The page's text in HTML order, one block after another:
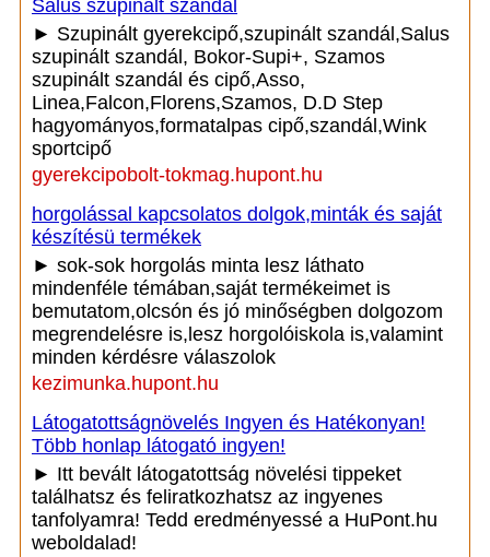
Salus szupinált szandál
► Szupinált gyerekcipő,szupinált szandál,Salus
szupinált szandál, Bokor-Supi+, Szamos
szupinált szandál és cipő,Asso,
Linea,Falcon,Florens,Szamos, D.D Step
hagyományos,formatalpas cipő,szandál,Wink
sportcipő
gyerekcipobolt-tokmag.hupont.hu
horgolással kapcsolatos dolgok,minták és saját
készítésü termékek
► sok-sok horgolás minta lesz láthato
mindenféle témában,saját termékeimet is
bemutatom,olcsón és jó minőségben dolgozom
megrendelésre is,lesz horgolóiskola is,valamint
minden kérdésre válaszolok
kezimunka.hupont.hu
Látogatottságnövelés Ingyen és Hatékonyan!
Több honlap látogató ingyen!
► Itt bevált látogatottság növelési tippeket
találhatsz és feliratkozhatsz az ingyenes
tanfolyamra! Tedd eredményessé a HuPont.hu
weboldalad!